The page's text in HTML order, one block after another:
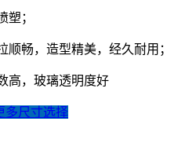
塑；
畅，造型精美，经久耐用；
高，玻璃透明度好
多尺寸选择